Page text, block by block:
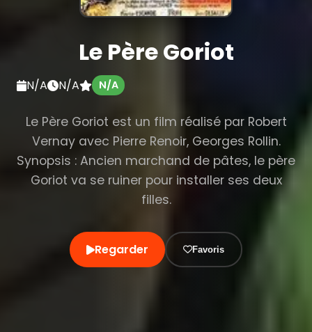
Le Père Goriot
N/A N/A N/A
Le Père Goriot est un film réalisé par Robert
Vernay avec Pierre Renoir, Georges Rollin.
Synopsis : Ancien marchand de pâtes, le père
Goriot va se ruiner pour installer ses deux
filles.
Regarder Favoris